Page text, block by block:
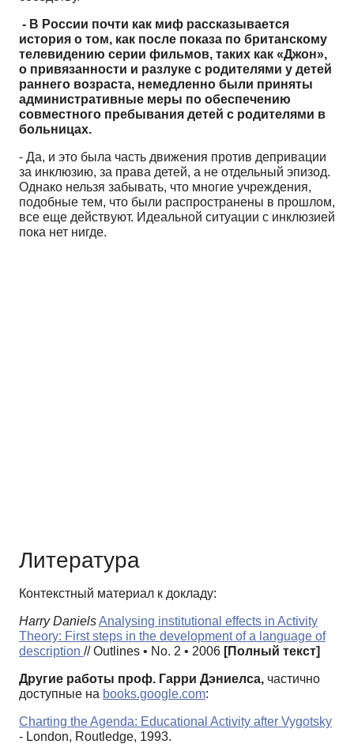
- В России почти как миф рассказывается
история о том, как после показа по британскому
телевидению серии фильмов, таких как «Джон»,
о привязанности и разлуке с родителями у детей
раннего возраста, немедленно были приняты
административные меры по обеспечению
совместного пребывания детей с родителями в
больницах.
- Да, и это была часть движения против депривации
за инклюзию, за права детей, а не отдельный эпизод.
Однако нельзя забывать, что многие учреждения,
подобные тем, что были распространены в прошлом,
все еще действуют. Идеальной ситуации с инклюзией
пока нет нигде.
Литература
Контекстный материал к докладу:
Harry DanielsAnalysing institutional effects in Activity
Theory: First steps in the development of a language of
description // Outlines • No. 2 • 2006 [Полный текст]
Другие работы проф. Гарри Дэниелса, частично
доступные на books.google.com:
Charting the Agenda: Educational Activity after Vygotsky
- London, Routledge, 1993.